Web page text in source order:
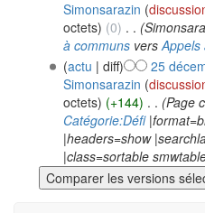
Simonsarazin (
octets) (0) . .
à communsvers Appels
(actu | diff)
25
Simonsarazin (
octets) (+144) . . (Page
Catégorie:Défi
|headers=show
|class=sortable